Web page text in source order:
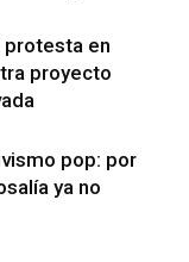
protesta en
proyecto
pop: por
ya no